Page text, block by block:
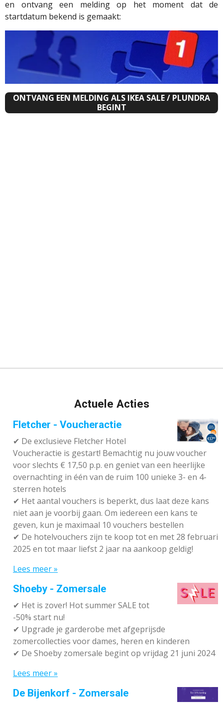
en ontvang een melding op het moment dat de
startdatum bekend is gemaakt:
ONTVANG EEN MELDING ALS IKEA SALE / PLUNDRA
BEGINT
Actuele Acties
Fletcher - Voucheractie
✔ De exclusieve Fletcher Hotel
Voucheractie is gestart! Bemachtig nu jouw voucher
voor slechts € 17,50 p.p. en geniet van een heerlijke
overnachting in één van de ruim 100 unieke 3- en 4-
sterren hotels
✔ Het aantal vouchers is beperkt, dus laat deze kans
niet aan je voorbij gaan. Om iedereen een kans te
geven, kun je maximaal 10 vouchers bestellen
✔ De hotelvouchers zijn te koop tot en met 28 februari
2025 en tot maar liefst 2 jaar na aankoop geldig!
Lees meer »
Shoeby - Zomersale
✔ Het is zover! Hot summer SALE tot
-50% start nu!
✔ Upgrade je garderobe met afgeprijsde
zomercollecties voor dames, heren en kinderen
✔ De Shoeby zomersale begint op vrijdag 21 juni 2024
Lees meer »
De Bijenkorf - Zomersale